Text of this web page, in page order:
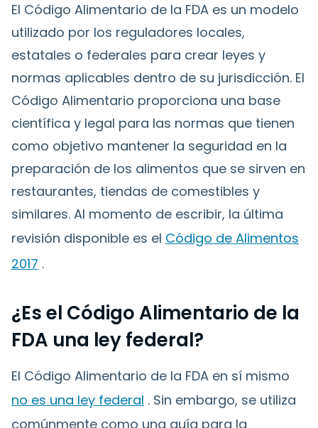
El Código Alimentario de la FDA es un modelo
utilizado por los reguladores locales,
estatales o federales para crear leyes y
normas aplicables dentro de su jurisdicción. El
Código Alimentario proporciona una base
científica y legal para las normas que tienen
como objetivo mantener la seguridad en la
preparación de los alimentos que se sirven en
restaurantes, tiendas de comestibles y
similares. Al momento de escribir, la última
revisión disponible es el Código de Alimentos
2017 .
¿Es el Código Alimentario de la
FDA una ley federal?
El Código Alimentario de la FDA en sí mismo
no es una ley federal . Sin embargo, se utiliza
comúnmente como una guía para la